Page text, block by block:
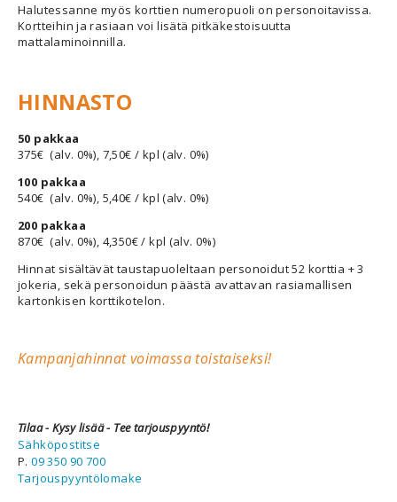
Halutessanne myös korttien numeropuoli on personoitavissa.
Kortteihin ja rasiaan voi lisätä pitkäkestoisuutta
mattalaminoinnilla.
HINNASTO
50 pakkaa
375€ (alv. 0%), 7,50€ / kpl (alv. 0%)
100 pakkaa
540€ (alv. 0%), 5,40€ / kpl (alv. 0%)
200 pakkaa
870€ (alv. 0%), 4,350€ / kpl (alv. 0%)
Hinnat sisältävät taustapuoleltaan personoidut 52 korttia + 3
jokeria, sekä personoidun päästä avattavan rasiamallisen
kartonkisen korttikotelon.
Kampanjahinnat voimassa toistaiseksi!
Tilaa - Kysy lisää - Tee tarjouspyyntö!
Sähköpostitse
P.09 350 90 700
Tarjouspyyntölomake